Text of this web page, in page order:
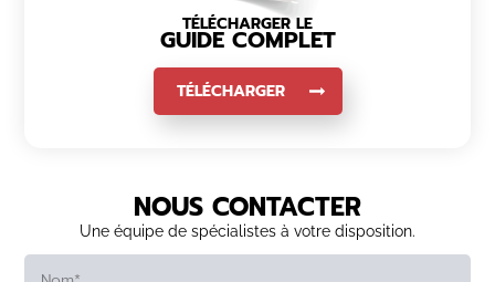
TÉLÉCHARGER LE
GUIDE COMPLET
TÉLÉCHARGER
NOUS CONTACTER
Une équipe de spécialistes à votre disposition.